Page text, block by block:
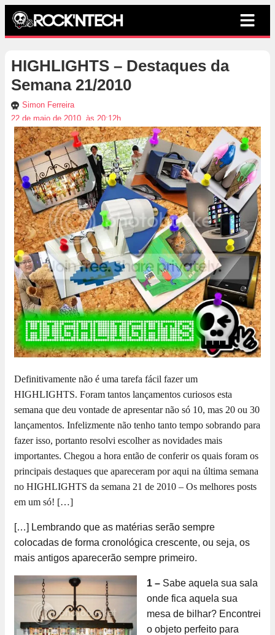
HIGHLIGHTS – Destaques da
Semana 21/2010
Simon Ferreira
22 de maio de 2010, às 20:12h
Definitivamente não é uma tarefa fácil fazer um
HIGHLIGHTS. Foram tantos lançamentos curiosos esta
semana que deu vontade de apresentar não só 10, mas 20 ou 30
lançamentos. Infelizmente não tenho tanto tempo sobrando para
fazer isso, portanto resolvi escolher as novidades mais
importantes. Chegou a hora então de conferir os quais foram os
principais destaques que apareceram por aqui na última semana
no HIGHLIGHTS da semana 21 de 2010 – Os melhores posts
em um só! […]
[…] Lembrando que as matérias serão sempre
colocadas de forma cronológica crescente, ou seja, os
mais antigos aparecerão sempre primeiro.
1 – Sabe aquela sua sala
onde fica aquela sua
mesa de bilhar? Encontrei
o objeto perfeito para